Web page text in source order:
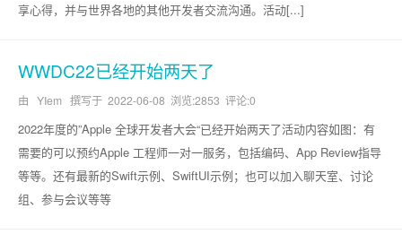
享心得，并与世界各地的其他开发者交流沟通。活动[...]
WWDC22已经开始两天了
由 YIem 撰写于 2022-06-08 浏览:2853 评论:0
2022年度的”Apple 全球开发者大会“已经开始两天了活动内容如图：有
需要的可以预约Apple 工程师一对一服务，包括编码、App Review指导
等等。还有最新的Swift示例、SwiftUI示例；也可以加入聊天室、讨论
组、参与会议等等